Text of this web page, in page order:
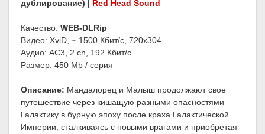
дублирование) | Red Head Sound
Качество: WEB-DLRip
Видео: XviD, ~ 1500 Кбит/с, 720x304
Аудио: AC3, 2 ch, 192 Кбит/с
Размер: 450 Mb / серия
Описание: Мандалорец и Малыш продолжают свое
путешествие через кишащую разными опасностями
Галактику в бурную эпоху после краха Галактической
Империи, сталкиваясь с новыми врагами и приобретая